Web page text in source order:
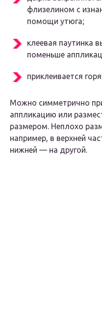
флизелином с
помощи утюга;
клеевая паутинка
поменьше
приклеивается
Можно симметрично
аппликацию или
размером. Неплохо
например, в верхней
нижней — на другой.